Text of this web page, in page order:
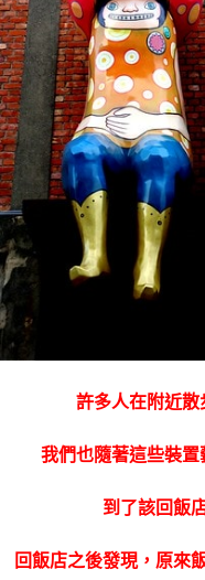
許多人在附近
我們也隨著這些裝
到了該回飯
回飯店之後發現，原來